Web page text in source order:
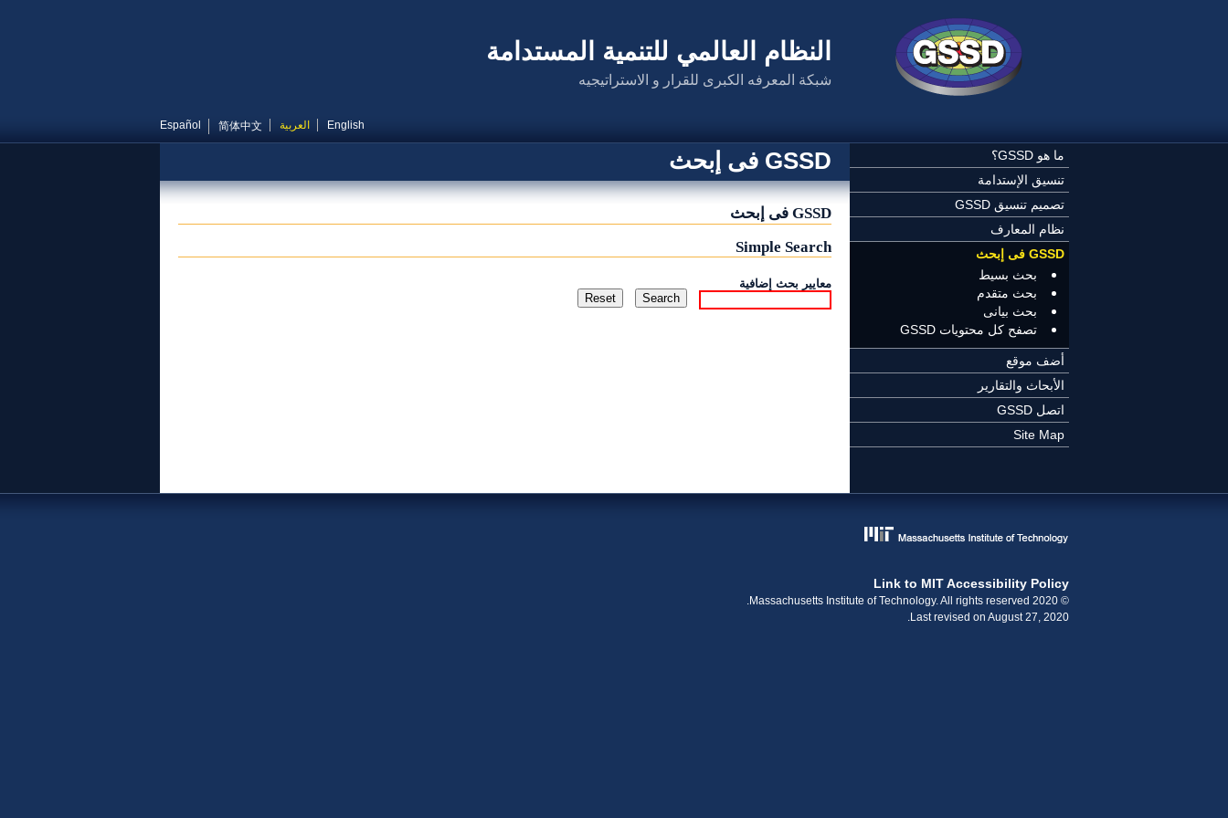
النظام العالمي للتنمية المستدامة
شبكة المعرفه الكبرى للقرار و الاستراتيجيه
English العربية 简体中文
Español
ما هو GSSD؟
تنسيق الإستدامة
تصميم تنسيق GSSD
نظام المعارف
GSSD فى إبحث
بحث بسيط
بحث متقدم
بحث بيانى
تصفح كل محتويات GSSD
أضف موقع
الأبحاث والتقارير
اتصل GSSD
Site Map
GSSD فى إبحث
GSSD فى إبحث
Simple Search
معايير بحث إضافية
Link to MIT Accessibility Policy
© 2020 Massachusetts Institute of Technology. All rights reserved.
Last revised on August 27, 2020.